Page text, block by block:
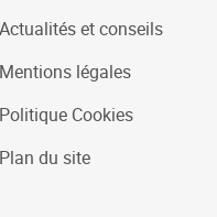
Actualités et conseils
Mentions légales
Politique Cookies
Plan du site